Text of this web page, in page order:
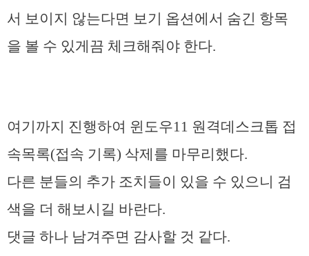
서 보이지 않는다면 보기 옵션에서 숨긴 항목
을 볼 수 있게끔 체크해줘야 한다.
여기까지 진행하여 윈도우11 원격데스크톱 접
속목록(접속 기록) 삭제를 마무리했다.
다른 분들의 추가 조치들이 있을 수 있으니 검
색을 더 해보시길 바란다.
댓글 하나 남겨주면 감사할 것 같다.